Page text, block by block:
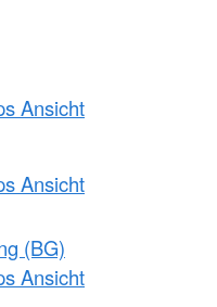
Ansicht
Ansicht
(BG)
Ansicht